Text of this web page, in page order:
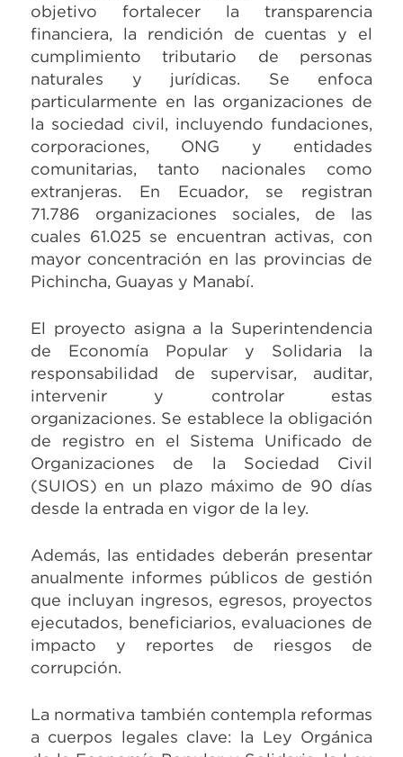
objetivo fortalecer la transparencia
financiera, la rendición de cuentas y el
cumplimiento tributario de personas
naturales y jurídicas. Se enfoca
particularmente en las organizaciones de
la sociedad civil, incluyendo fundaciones,
corporaciones, ONG y entidades
comunitarias, tanto nacionales como
extranjeras. En Ecuador, se registran
71.786 organizaciones sociales, de las
cuales 61.025 se encuentran activas, con
mayor concentración en las provincias de
Pichincha, Guayas y Manabí.
El proyecto asigna a la Superintendencia
de Economía Popular y Solidaria la
responsabilidad de supervisar, auditar,
intervenir y controlar estas
organizaciones. Se establece la obligación
de registro en el Sistema Unificado de
Organizaciones de la Sociedad Civil
(SUIOS) en un plazo máximo de 90 días
desde la entrada en vigor de la ley.
Además, las entidades deberán presentar
anualmente informes públicos de gestión
que incluyan ingresos, egresos, proyectos
ejecutados, beneficiarios, evaluaciones de
impacto y reportes de riesgos de
corrupción.
La normativa también contempla reformas
a cuerpos legales clave: la Ley Orgánica